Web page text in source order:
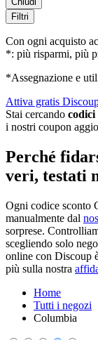
Filtri
Con ogni acquisto
*: più risparmi, più
*Assegnazione e
Attiva gratis
Stai cercando codici
i nostri coupon
Perché
veri, testati
Ogni codice sconto
manualmente dal
sorprese.
scegliendo solo
online con Discoup
più sulla nostra
Home
Tutti i negozi
Columbia